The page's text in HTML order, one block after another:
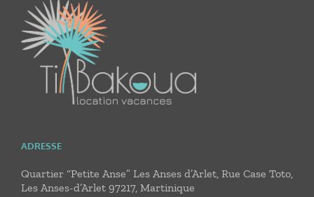
ADRESSE
Quartier “Petite Anse” Les Anses d’Arlet, Rue Case Toto,
Les Anses-d’Arlet 97217, Martinique